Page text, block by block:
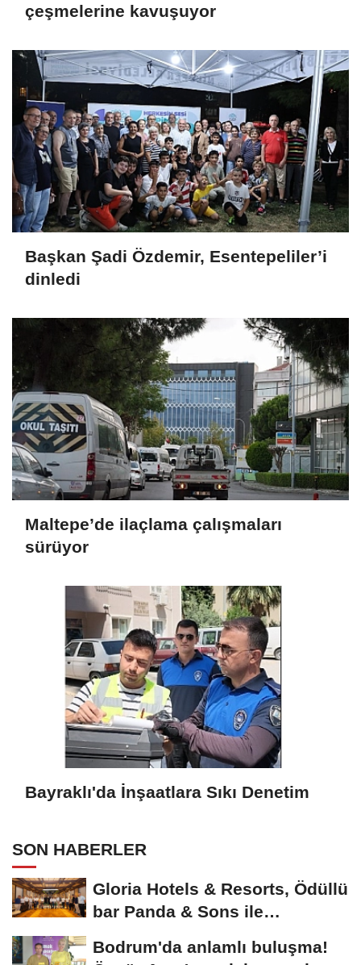
çeşmelerine kavuşuyor
Başkan Şadi Özdemir, Esentepeliler’i
dinledi
Maltepe’de ilaçlama çalışmaları
sürüyor
Bayraklı'da İnşaatlara Sıkı Denetim
SON HABERLER
Gloria Hotels & Resorts, Ödüllü
bar Panda & Sons ile
Bodrum'da anlamlı buluşma!